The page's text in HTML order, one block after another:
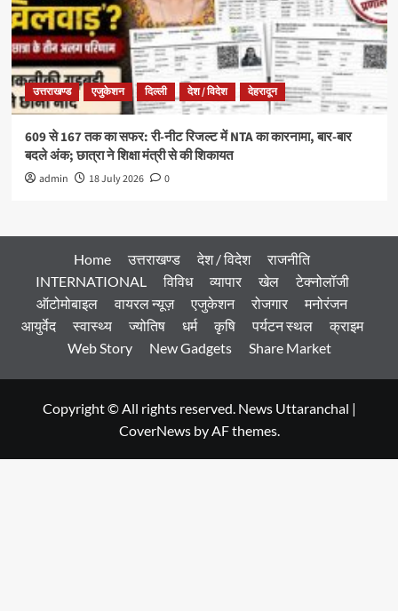
उत्तराखण्ड एजुकेशन दिल्ली देश / विदेश देहरादून
609 से 167 तक का सफर: री-नीट रिजल्ट में NTA का कारनामा, बार-बार
बदले अंक; छात्रा ने शिक्षा मंत्री से की शिकायत
admin 18 July 2026 0
Home उत्तराखण्ड देश / विदेश
राजनीति
INTERNATIONAL
विविध व्यापार खेल
टेक्नोलॉजी
ऑटोमोबाइल
वायरल न्यूज़ एजुकेशन रोजगार
मनोरंजन
आयुर्वेद
स्वास्थ्य ज्योतिष धर्म कृषि पर्यटन स्थल
क्राइम
Web Story
New Gadgets Share Market
Copyright © All rights reserved. News Uttaranchal |
CoverNewsby AF themes.